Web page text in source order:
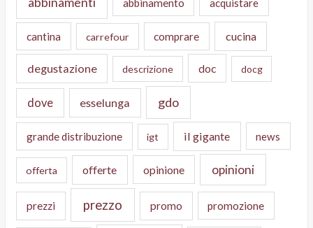
abbinamento acquistare
cantina carrefour comprare cucina
degustazione descrizione doc docg
dove esselunga gdo
grande distribuzione igt il gigante news
offerta offerte opinione opinioni
prezzi prezzo promo promozione